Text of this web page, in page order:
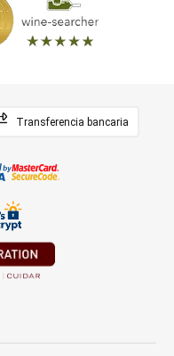
Transferencia bancaria